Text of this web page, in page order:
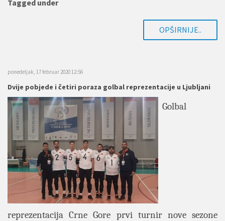
Tagged under
OPŠIRNIJE..
ponedeljak, 17 februar 2020 12:56
Dvije pobjede i četiri poraza golbal reprezentacije u Ljubljani
Golbal
reprezentacija Crne Gore prvi turnir nove sezone